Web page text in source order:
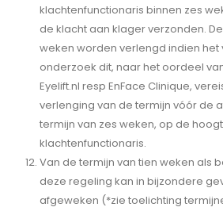
klachtenfunctionaris binnen zes
de klacht aan klager verzonden.
weken worden verlengd indien
onderzoek dit, naar het oordeel
Eyelift.nl resp EnFace Clinique,
verlenging van de termijn vóór de
termijn van zes weken, op de
klachtenfunctionaris.
Van de termijn van tien weken als
deze regeling kan in bijzondere
afgeweken (*zie toelichting